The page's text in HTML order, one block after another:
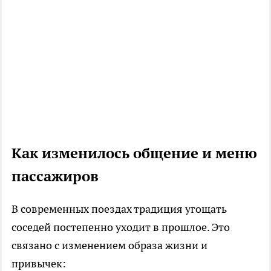
Как изменилось общение и меню
пассажиров
В современных поездах традиция угощать
соседей постепенно уходит в прошлое. Это
связано с изменением образа жизни и
привычек: